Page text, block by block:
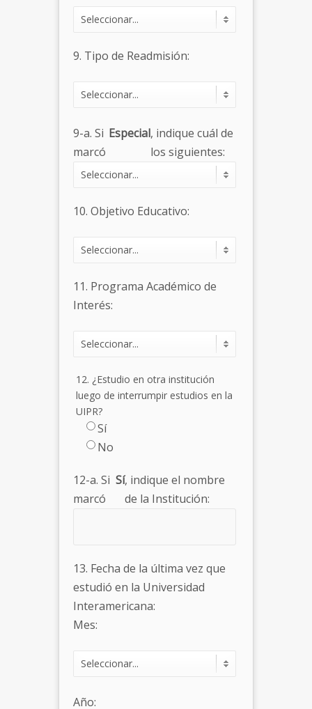
9. Tipo de Readmisión:
9-a. Si
marcó
Especial, indique cuál de
los siguientes:
10. Objetivo Educativo:
11. Programa Académico de
Interés:
12. ¿Estudio en otra institución
luego de interrumpir estudios en la
UIPR?
Sí
No
12-a. Si
marcó
Sí, indique el nombre
de la Institución:
13. Fecha de la última vez que
estudió en la Universidad
Interamericana:
Mes:
Año: